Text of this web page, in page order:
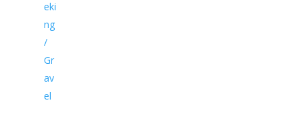
eki
ng
/
Gr
av
el